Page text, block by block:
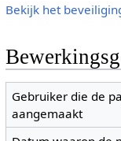
Bekijk het
Gebruiker die de
aangemaakt